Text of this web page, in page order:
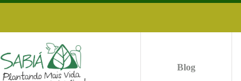
Pular
Blog